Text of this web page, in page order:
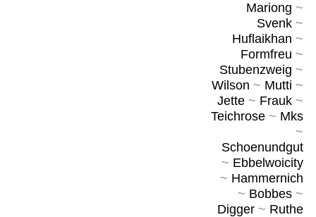
Mariong ~
Svenk~
Huflaikhan ~
Formfreu ~
Stubenzweig ~
Wilson ~ Mutti ~
Jette~ Frauk~
Teichrose~ Mks
~
Schoenundgut
~ Ebbelwoicity
~ Hammernich
~ Bobbes~
Digger~ Ruthe